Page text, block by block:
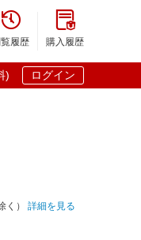

履歴

購入履歴
) ログイン
く） 詳細を見る